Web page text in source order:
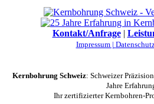
Kontakt/Anfrage|
Impressum |
Kernbohrung Schweiz: Schweizer
Jahre
Ihr zertifizierter Kernbohren-